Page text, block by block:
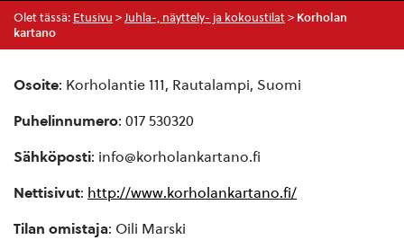
Olet tässä: Etusivu > Juhla-, näyttely- ja kokoustilat > Korholan
kartano
Osoite: Korholantie 111, Rautalampi, Suomi
Puhelinnumero: 017 530320
Sähköposti: info@korholankartano.fi
Nettisivut: http://www.korholankartano.fi/
Tilan omistaja: Oili Marski